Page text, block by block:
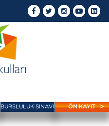
BURSLULUK SINAVI ÖN KAYIT